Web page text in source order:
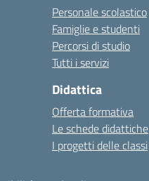
Personale scolastico
Famiglie e studenti
Percorsi di studio
Tutti i servizi
Didattica
Offerta formativa
Le schede didattiche
I progetti delle classi